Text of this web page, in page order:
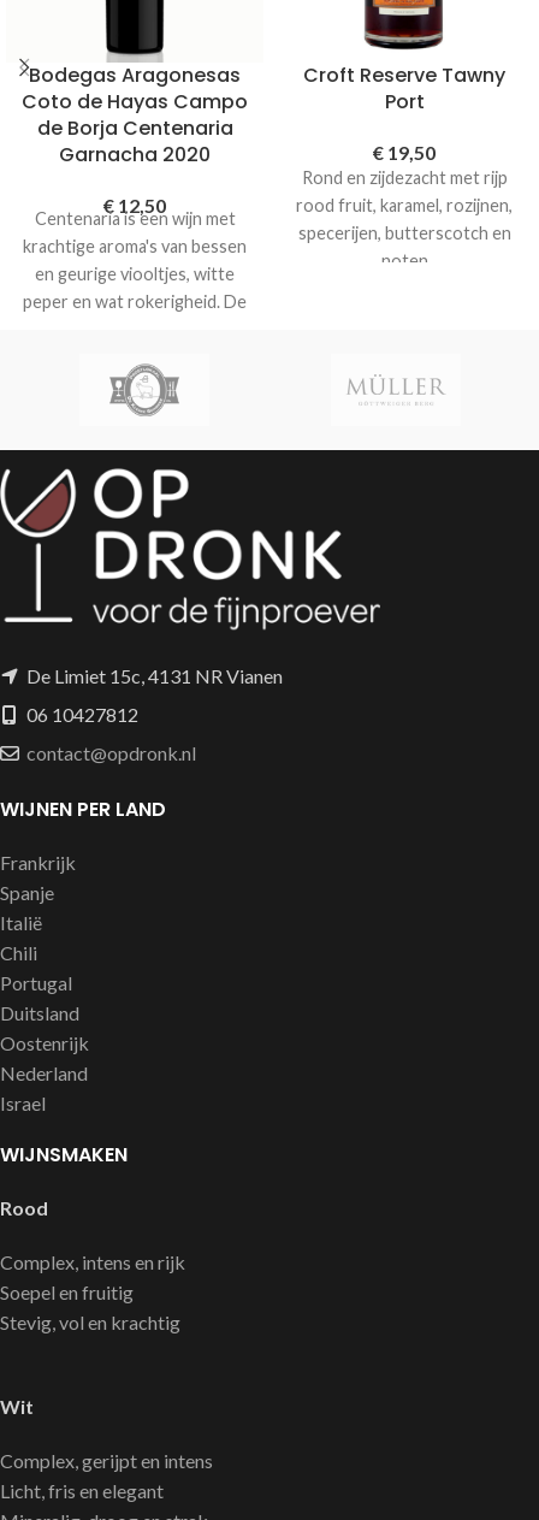
Bodegas Aragonesas
Coto de Hayas Campo
de Borja Centenaria
Garnacha 2020
€ 12,50
Centenaria is een wijn met
krachtige aroma's van bessen
en geurige viooltjes, witte
peper en wat rokerigheid. De
afdronk met smaken van
zwarte peper. Een krachtige
wild.
Croft Reserve Tawny
Port
€ 19,50
Rond en zijdezacht met rijp
rood fruit, karamel, rozijnen,
specerijen, butterscotch en
noten
De Limiet 15c, 4131 NR Vianen
06 10427812
contact@opdronk.nl
WIJNEN PER LAND
Frankrijk
Spanje
Italië
Chili
Portugal
Duitsland
Oostenrijk
Nederland
Israel
WIJNSMAKEN
Rood
Complex, intens en rijk
Soepel en fruitig
Stevig, vol en krachtig
Wit
Complex, gerijpt en intens
Licht, fris en elegant